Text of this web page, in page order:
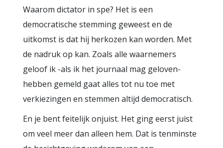
Waarom dictator in spe? Het is een
democratische stemming geweest en de
uitkomst is dat hij herkozen kan worden. Met
de nadruk op kan. Zoals alle waarnemers
geloof ik -als ik het journaal mag geloven-
hebben gemeld gaat alles tot nu toe met
verkiezingen en stemmen altijd democratisch.
En je bent feitelijk onjuist. Het ging eerst juist
om veel meer dan alleen hem. Dat is tenminste